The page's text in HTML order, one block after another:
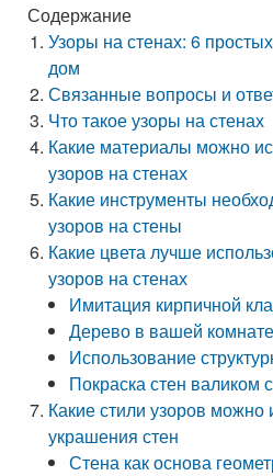
Содержание
Узоры на стенах: 6
дом
Связанные вопросы и
Что такое узоры на стенах
Какие материалы можно
узоров на стенах
Какие инструменты
узоров на стены
Какие цвета лучше
узоров на стенах
Имитация кирпичной
Дерево в вашей комнате
Использование
Покраска стен валиком
Какие стили узоров можно
украшения стен
Стена как основа